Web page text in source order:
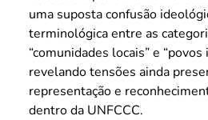
uma suposta confusão
terminológica entre as
“comunidades locais” e “povos
revelando tensões ainda
representação e
dentro da UNFCCC.